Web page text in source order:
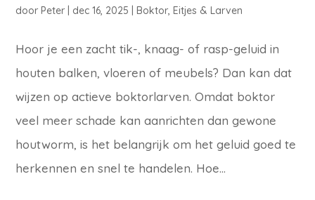
doorPeter dec 16, 2025 |Boktor ,Eitjes & Larven
Hoor je een zacht tik-, knaag- of rasp-geluid in
houten balken, vloeren of meubels? Dan kan dat
wijzen op actieve boktorlarven. Omdat boktor
veel meer schade kan aanrichten dan gewone
houtworm, is het belangrijk om het geluid goed te
herkennen en snel te handelen. Hoe...